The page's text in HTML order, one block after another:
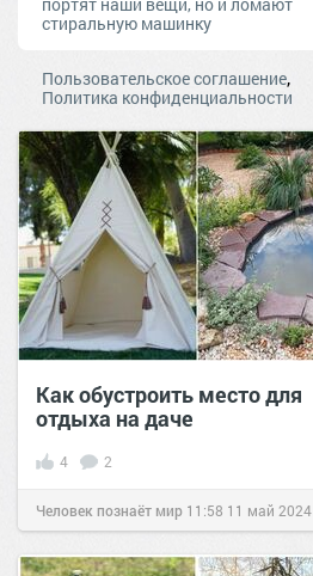
стиральную машинку
Пользовательское соглашение,
Политика конфиденциальности
Как обустроить место для
отдыха на даче
4 2
Человек познаёт мир 11:58 11 май 2024